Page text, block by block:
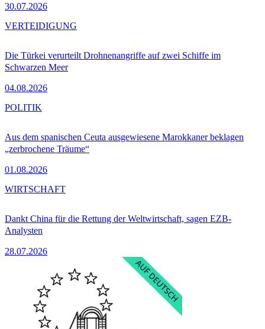
30.07.2026
Die Türkei verurteilt Drohnenangriffe auf zwei Schiffe im
Schwarzen Meer
04.08.2026
VERTEIDIGUNG
Aus dem spanischen Ceuta ausgewiesene Marokkaner beklagen
„zerbrochene Träume“
01.08.2026
POLITIK
Dankt China für die Rettung der Weltwirtschaft, sagen EZB-
Analysten
28.07.2026
WIRTSCHAFT